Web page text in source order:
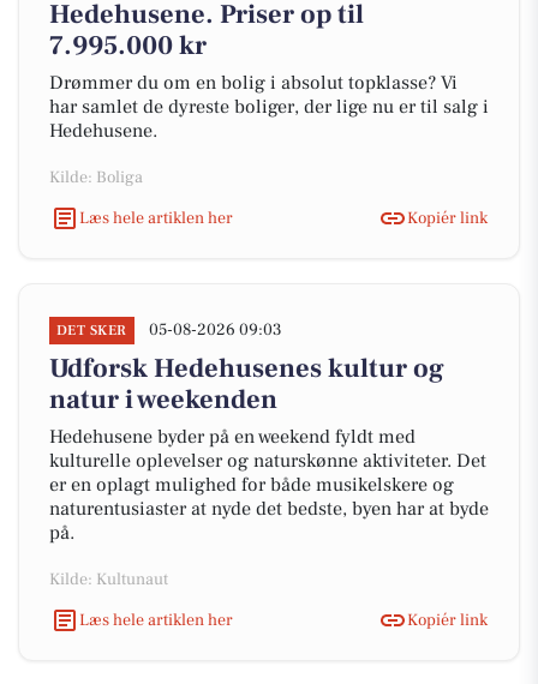
Hedehusene. Priser op til
7.995.000 kr
Drømmer du om en bolig i absolut topklasse? Vi
har samlet de dyreste boliger, der lige nu er til salg i
Hedehusene.
Kilde: Boliga
Læs hele artiklen her
Kopiér link
DET SKER 05-08-2026 09:03
Udforsk Hedehusenes kultur og
natur i weekenden
Hedehusene byder på en weekend fyldt med
kulturelle oplevelser og naturskønne aktiviteter. Det
er en oplagt mulighed for både musikelskere og
naturentusiaster at nyde det bedste, byen har at byde
på.
Kilde: Kultunaut
Læs hele artiklen her
Kopiér link